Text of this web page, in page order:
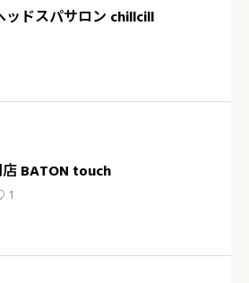
ッドスパサロン chillcill
BATON touch
1